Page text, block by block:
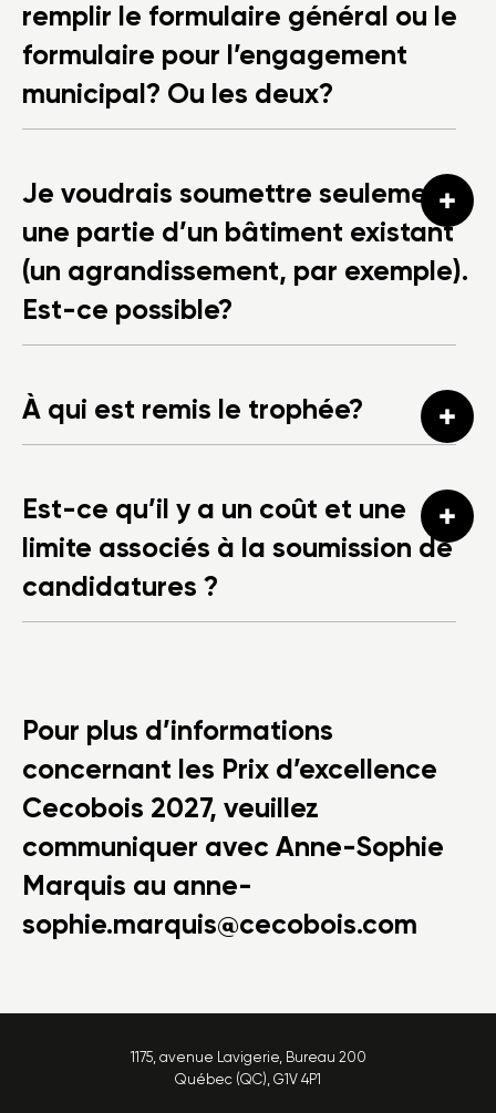
remplir le formulaire général ou le
formulaire pour l’engagement
municipal? Ou les deux?
Je voudrais soumettre seulement
une partie d’un bâtiment existant
(un agrandissement, par exemple).
Est-ce possible?
À qui est remis le trophée?
Est-ce qu’il y a un coût et une
limite associés à la soumission de
candidatures ?
Pour plus d’informations
concernant les Prix d’excellence
Cecobois 2027, veuillez
communiquer avec Anne-Sophie
Marquis au anne-
sophie.marquis@cecobois.com
1175, avenue Lavigerie, Bureau 200
Québec (QC), G1V 4P1